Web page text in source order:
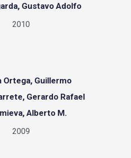
Gustavo Adolfo
2010
Ortega, Guillermo
Gerardo Rafael
Alberto M.
2009